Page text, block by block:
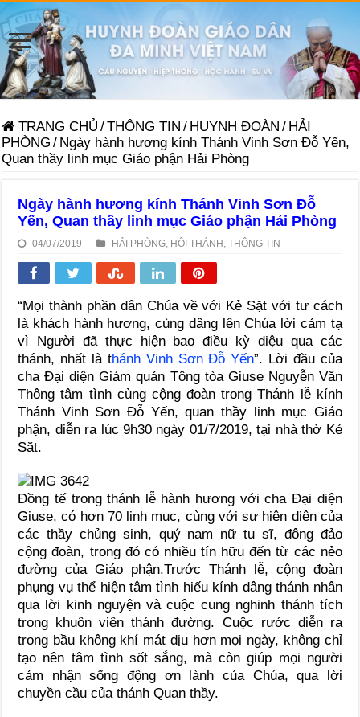
TRANG CHỦ /THÔNG TIN / HUYNH ĐOÀN / HẢI
PHÒNG / Ngày hành hương kính Thánh Vinh Sơn Đỗ Yến,
Quan thầy linh mục Giáo phận Hải Phòng
Ngày hành hương kính Thánh Vinh Sơn Đỗ
Yến, Quan thầy linh mục Giáo phận Hải Phòng
04/07/2019 HẢI PHÒNG HỘI THÁNH ,THÔNG TIN
“Mọi thành phần dân Chúa về với Kẻ Sặt với tư cách
là khách hành hương, cùng dâng lên Chúa lời cảm tạ
vì Người đã thực hiện bao điều kỳ diệu qua các
thánh, nhất là thánh Vinh Sơn Đỗ Yến”. Lời đầu của
cha Đại diện Giám quản Tông tòa Giuse Nguyễn Văn
Thông tâm tình cùng cộng đoàn trong Thánh lễ kính
Thánh Vinh Sơn Đỗ Yến, quan thầy linh mục Giáo
phận, diễn ra lúc 9h30 ngày 01/7/2019, tại nhà thờ Kẻ
Sặt.
Đồng tế trong thánh lễ hành hương với cha Đại diện
Giuse, có hơn 70 linh mục, cùng với sự hiện diện của
các thầy chủng sinh, quý nam nữ tu sĩ, đông đảo
cộng đoàn, trong đó có nhiều tín hữu đến từ các nẻo
đường của Giáo phận.Trước Thánh lễ, cộng đoàn
phụng vụ thể hiện tâm tình hiếu kính dâng thánh nhân
qua lời kinh nguyện và cuộc cung nghinh thánh tích
trong khuôn viên thánh đường. Cuộc rước diễn ra
trong bầu không khí mát dịu hơn mọi ngày, không chỉ
tạo nên tâm tình sốt sắng, mà còn giúp mọi người
cảm nhận sống động ơn lành của Chúa, qua lời
chuyền cầu của thánh Quan thầy.